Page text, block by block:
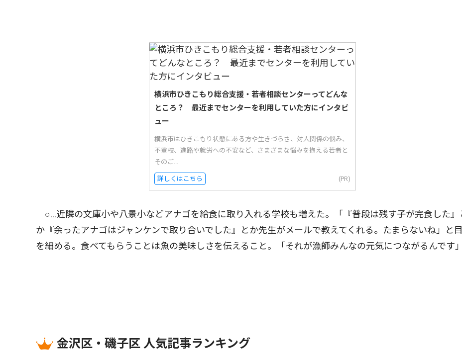
横浜市ひきこもり総合支援・若者相談センターってどんな
ところ？ 最近までセンターを利用していた方にインタビ
ュー
横浜市はひきこもり状態にある方や生きづらさ、対人関係の悩み、
不登校、進路や就労への不安など、さまざまな悩みを抱える若者と
そのご...
詳しくはこちら (PR)
○…近隣の文庫小や八景小などアナゴを給食に取り入れる学校も増えた。「『普段は残す子が完食した』
か『余ったアナゴはジャンケンで取り合いでした』とか先生がメールで教えてくれる。たまらないね」と目
を細める。食べてもらうことは魚の美味しさを伝えること。「それが漁師みんなの元気につながるんです」
金沢区・磯子区 人気記事ランキング